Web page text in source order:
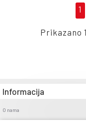
1
Prikazano
Informacija
O nama